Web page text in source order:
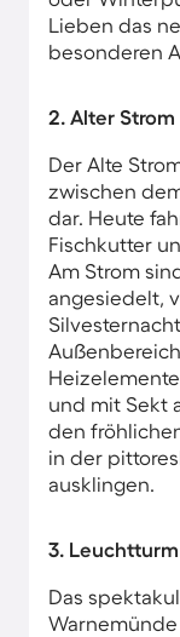
Lieben das
besonderen
2. Alter Strom
Der Alte
zwischen
dar. Heute
Fischkutter
Am Strom
angesiedelt,
und mit Sekt
den
in der
ausklingen.
3.
Das